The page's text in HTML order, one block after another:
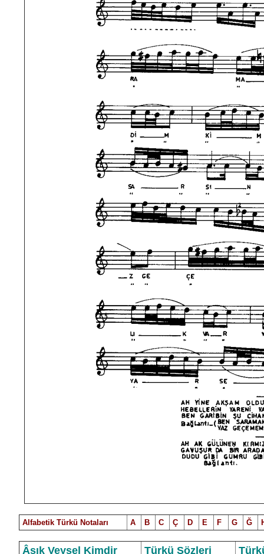
Alfabetik Türkü Notaları A B C Ç D E F G Ğ
Âşık Veysel Kimdir Türkü Sözleri